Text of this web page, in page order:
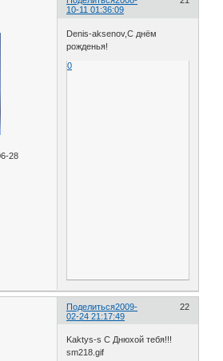
10-11 01:36:09
28
Denis-aksenov,С днём
рожденья!
0
Поделиться 22
2009-
02-24 21:17:49
Kaktys-s С Днюхой тебя!!!
sm218.gif